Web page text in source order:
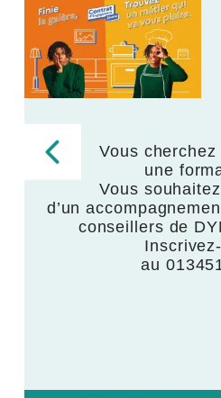
Vous
une
Vous
d’un
conseillers de
au